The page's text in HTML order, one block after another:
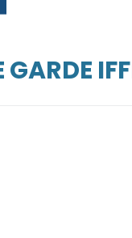
GARDE